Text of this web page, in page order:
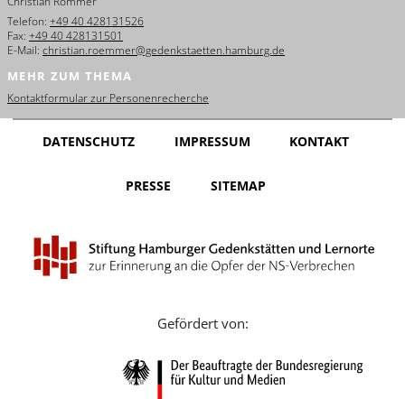
Français
Dansk
Español
Nederlands
Português
Русский
Telefon: +49 40 428131526
Fax: +49 40 428131501
E-Mail: christian.roemmer@gedenkstaetten.hamburg.de
MEHR ZUM THEMA
Kontaktformular zur Personenrecherche
DATENSCHUTZ IMPRESSUM KONTAKT
PRESSE SITEMAP
Gefördert von: